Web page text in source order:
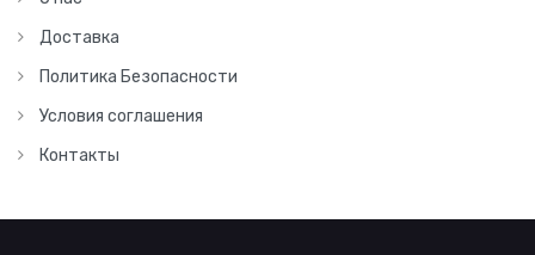
Доставка
Политика Безопасности
Условия соглашения
Контакты